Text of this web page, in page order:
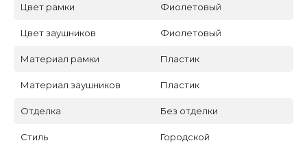
Цвет рамки Фиолетовый
Цвет заушников Фиолетовый
Материал рамки Пластик
Материал заушников Пластик
Отделка Без отделки
Стиль Городской